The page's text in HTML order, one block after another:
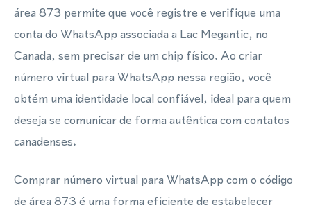
área 873 permite que você registre e verifique uma
conta do WhatsApp associada a Lac Megantic, no
Canada, sem precisar de um chip físico. Ao criar
número virtual para WhatsApp nessa região, você
obtém uma identidade local confiável, ideal para quem
deseja se comunicar de forma autêntica com contatos
canadenses.
Comprar número virtual para WhatsApp com o código
de área 873 é uma forma eficiente de estabelecer